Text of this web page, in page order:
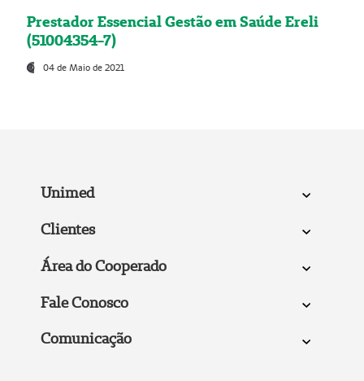
Prestador Essencial Gestão em Saúde Ereli
(51004354-7)
04 de Maio de 2021
Unimed
Clientes
Área do Cooperado
Fale Conosco
Comunicação